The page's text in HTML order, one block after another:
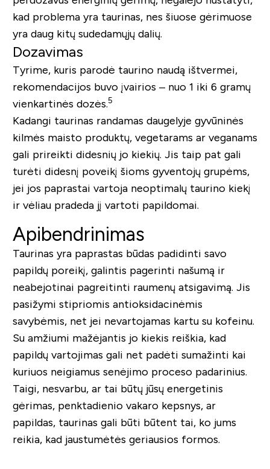
kad problema yra taurinas, nes šiuose gėrimuose
yra daug kitų sudedamųjų dalių.
Dozavimas
Tyrime, kuris parodė taurino naudą ištvermei,
rekomendacijos buvo įvairios – nuo 1 iki 6 gramų
vienkartinės dozės.5
Kadangi taurinas randamas daugelyje gyvūninės
kilmės maisto produktų, vegetarams ar veganams
gali prireikti didesnių jo kiekių. Jis taip pat gali
turėti didesnį poveikį šioms gyventojų grupėms,
jei jos paprastai vartoja neoptimalų taurino kiekį
ir vėliau pradeda jį vartoti papildomai.
Apibendrinimas
Taurinas yra paprastas būdas padidinti savo
papildų poreikį, galintis pagerinti našumą ir
neabejotinai pagreitinti raumenų atsigavimą. Jis
pasižymi stipriomis antioksidacinėmis
savybėmis, net jei nevartojamas kartu su kofeinu.
Su amžiumi mažėjantis jo kiekis reiškia, kad
papildų vartojimas gali net padėti sumažinti kai
kuriuos neigiamus senėjimo proceso padarinius.
Taigi, nesvarbu, ar tai būtų jūsų energetinis
gėrimas, penktadienio vakaro kepsnys, ar
papildas, taurinas gali būti būtent tai, ko jums
reikia, kad jaustumėtės geriausios formos.